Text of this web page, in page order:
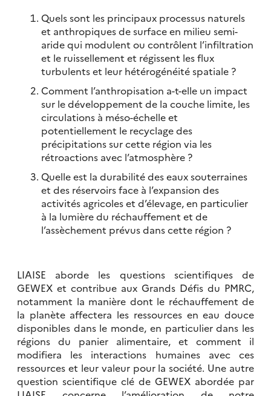
Quels sont les principaux processus naturels
et anthropiques de surface en milieu semi-
aride qui modulent ou contrôlent l’infiltration
et le ruissellement et régissent les flux
turbulents et leur hétérogénéité spatiale ?
Comment l’anthropisation a-t-elle un impact
sur le développement de la couche limite, les
circulations à méso-échelle et
potentiellement le recyclage des
précipitations sur cette région via les
rétroactions avec l’atmosphère ?
Quelle est la durabilité des eaux souterraines
et des réservoirs face à l’expansion des
activités agricoles et d’élevage, en particulier
à la lumière du réchauffement et de
l’assèchement prévus dans cette région ?
LIAISE aborde les questions scientifiques de
GEWEX et contribue aux Grands Défis du PMRC,
notamment la manière dont le réchauffement de
la planète affectera les ressources en eau douce
disponibles dans le monde, en particulier dans les
régions du panier alimentaire, et comment il
modifiera les interactions humaines avec ces
ressources et leur valeur pour la société. Une autre
question scientifique clé de GEWEX abordée par